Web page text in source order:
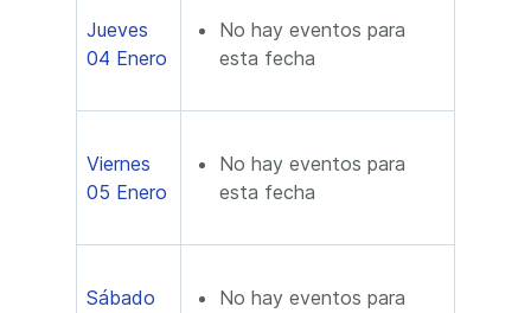
Jueves
04 Enero
No hay eventos para
esta fecha
Viernes
05 Enero
No hay eventos para
esta fecha
Sábado
No hay eventos para